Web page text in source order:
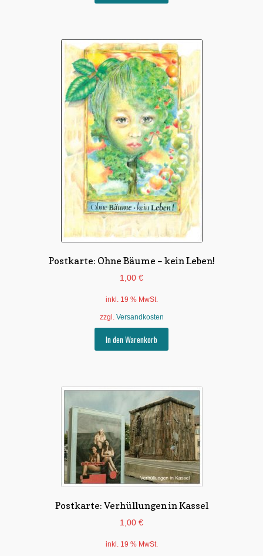
Postkarte: Ohne Bäume – kein Leben!
1,00 €
inkl. 19 % MwSt.
zzgl. Versandkosten
In den Warenkorb
Postkarte: Verhüllungen in Kassel
1,00 €
inkl. 19 % MwSt.